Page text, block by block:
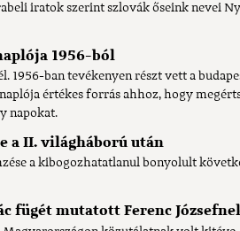
iratok szerint szlovák őseink nevei
1956-ból
1956-ban tevékenyen részt vett a
értékes forrás ahhoz, hogy
napokat.
a II. világháború után
a kibogozhatatlanul bonyolult
fügét mutatott Ferenc